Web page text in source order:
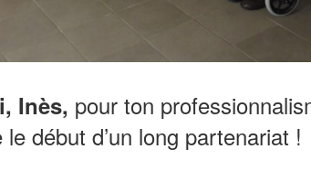
Inès, pour ton
début d’un long partenariat !